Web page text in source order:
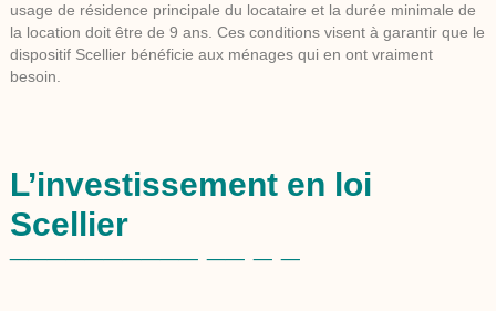
usage de résidence principale du locataire et la durée minimale de
la location doit être de 9 ans. Ces conditions visent à garantir que le
dispositif Scellier bénéficie aux ménages qui en ont vraiment
besoin.
L’investissement en loi
Scellier